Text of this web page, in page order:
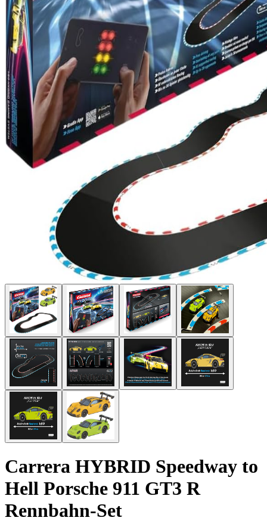
Carrera HYBRID Speedway to
Hell Porsche 911 GT3 R
Rennbahn-Set